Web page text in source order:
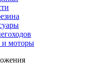
и моторы